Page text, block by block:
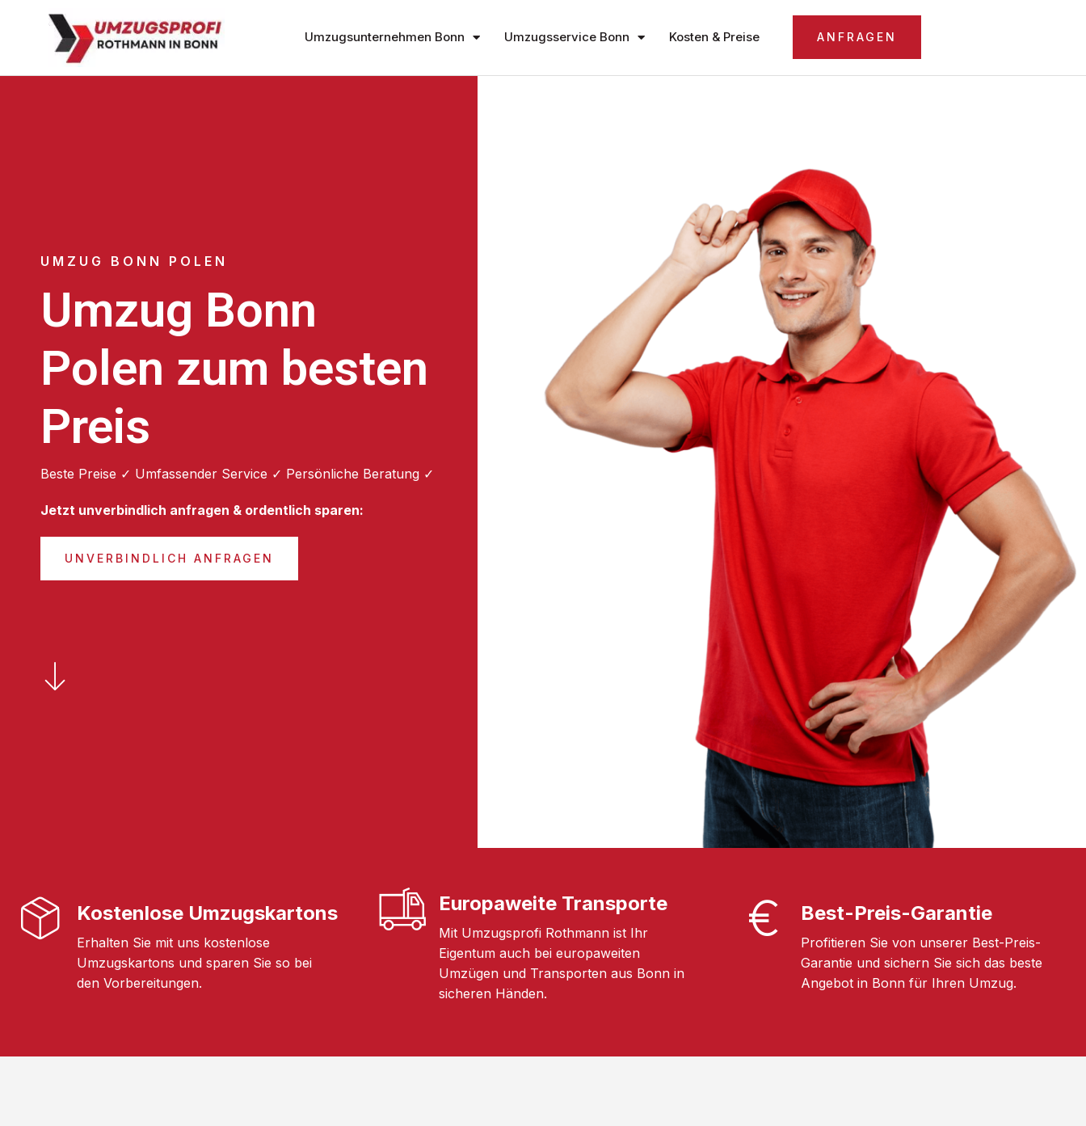
Umzugsunternehmen Bonn Umzugsservice Bonn Kosten & Preise ANFRAGEN
UMZUG BONN POLEN
Umzug Bonn
Polen zum besten
Preis
Beste Preise ✓ Umfassender Service ✓ Persönliche Beratung ✓
Jetzt unverbindlich anfragen & ordentlich sparen:
UNVERBINDLICH ANFRAGEN
Kostenlose Umzugskartons
Erhalten Sie mit uns kostenlose
Umzugskartons und sparen Sie so bei
den Vorbereitungen.
Europaweite Transporte
Mit Umzugsprofi Rothmann ist Ihr
Eigentum auch bei europaweiten
Umzügen und Transporten aus Bonn in
sicheren Händen.
Best-Preis-Garantie
Profitieren Sie von unserer Best-Preis-
Garantie und sichern Sie sich das beste
Angebot in Bonn für Ihren Umzug.